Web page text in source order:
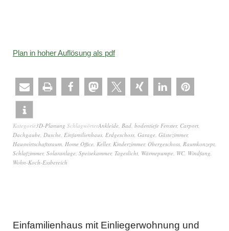
Plan in hoher Auflösung als pdf
Kategorie3D-Planung SchlagwörterAnkleide, Bad, bodentiefe Fenster, Carport,
Dachgaube, Dusche, Einfamilienhaus, Erdgeschoss, Garage, Gästezimmer,
Hauswirtschaftsraum, Home Office, Keller, Kinderzimmer, Obergeschoss, Raumkonzept,
Schlafzimmer, Solaranlage, Speisekammer, Tageslicht, Wärmepumpe, WC, Windfang,
Wohn-Koch-Essbereich
Einfamilienhaus mit Einliegerwohnung und